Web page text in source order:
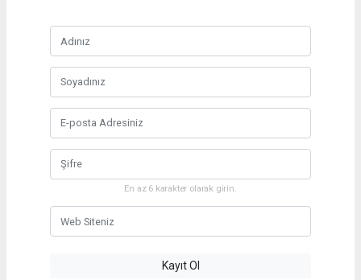
En az 6 karakter olarak girin.
Kayıt Ol